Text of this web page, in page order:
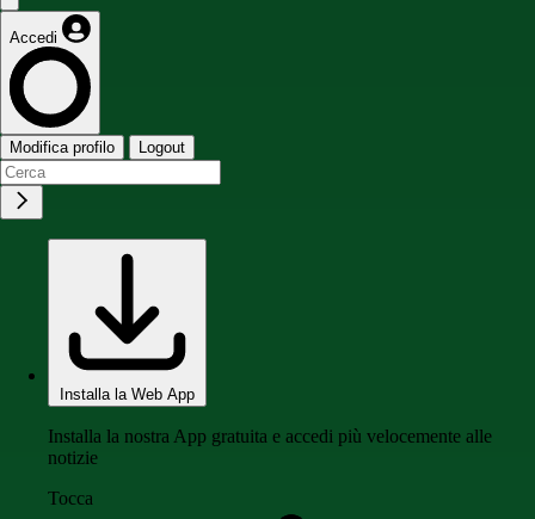
Accedi
Modifica profilo Logout
Installa la Web App
Installa la nostra App gratuita e accedi più velocemente alle
notizie
Tocca